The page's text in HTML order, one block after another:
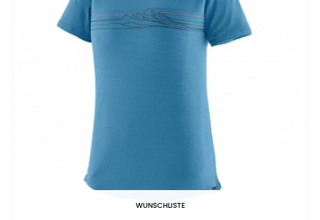
WUNSCHLISTE